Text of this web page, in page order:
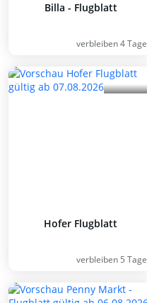
Billa - Flugblatt
verbleiben 4 Tage
Hofer Flugblatt
verbleiben 5 Tage